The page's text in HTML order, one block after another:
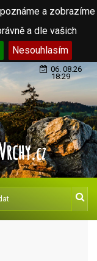
a zobrazíme
a dle vašich
Nesouhlasím
06. 08.26
18:29